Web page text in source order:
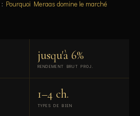
Pourquoi Meraas domine le marché
jusqu'à 6%
RENDEMENT BRUT PROJ.
1–4 ch.
TYPES DE BIEN